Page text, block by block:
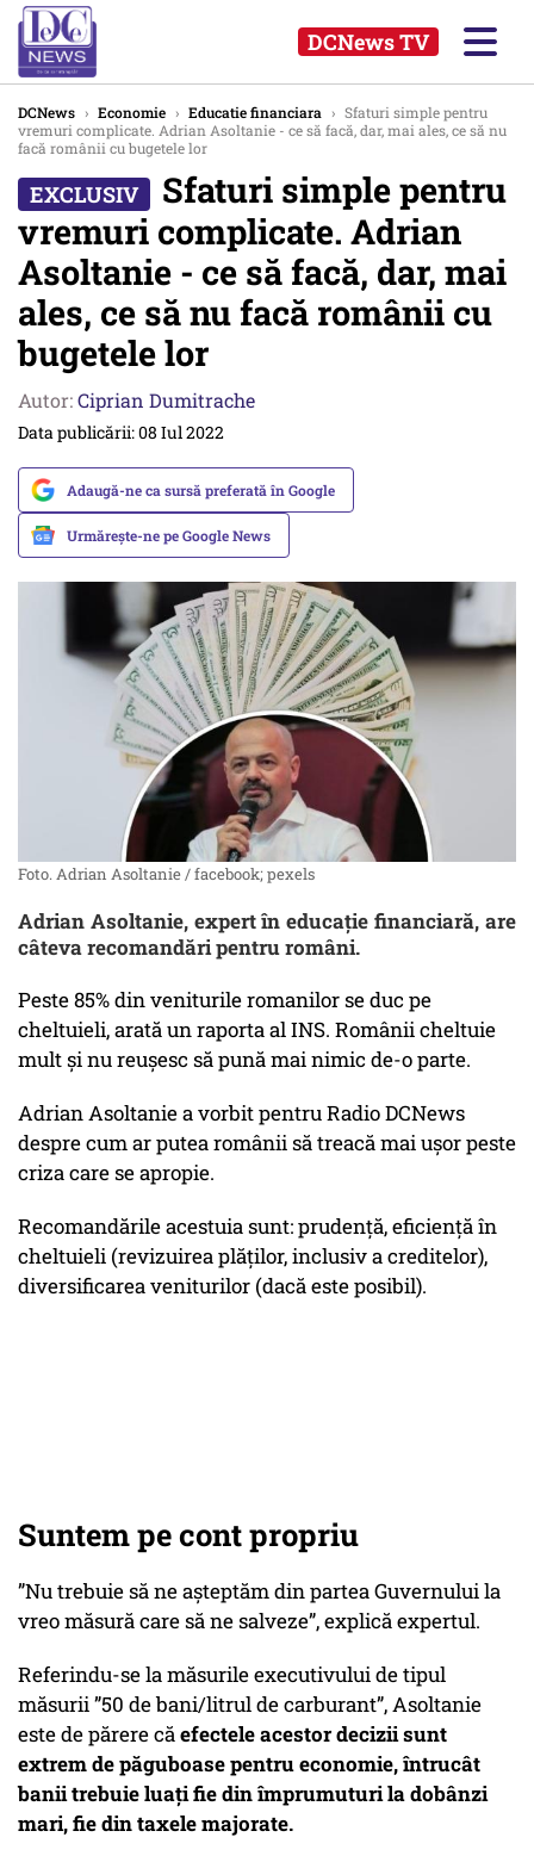
DCNews TV
DCNews › Economie › Educatie financiara › Sfaturi simple pentru
vremuri complicate. Adrian Asoltanie - ce să facă, dar, mai ales, ce să nu
facă românii cu bugetele lor
Sfaturi simple pentru
vremuri complicate. Adrian
Asoltanie - ce să facă, dar, mai
ales, ce să nu facă românii cu
bugetele lor
Autor:Ciprian Dumitrache
Data publicării: 08 Iul 2022
Adaugă-ne ca sursă preferată în Google
Urmărește-ne pe Google News
Foto. Adrian Asoltanie / facebook; pexels
Adrian Asoltanie, expert în educație financiară, are
câteva recomandări pentru români.
Peste 85% din veniturile romanilor se duc pe
cheltuieli, arată un raporta al INS. Românii cheltuie
mult și nu reușesc să pună mai nimic de-o parte.
Adrian Asoltanie a vorbit pentru Radio DCNews
despre cum ar putea românii să treacă mai ușor peste
criza care se apropie.
Recomandările acestuia sunt: prudență, eficiență în
cheltuieli (revizuirea plăților, inclusiv a creditelor),
diversificarea veniturilor (dacă este posibil).
Suntem pe cont propriu
”Nu trebuie să ne așteptăm din partea Guvernului la
vreo măsură care să ne salveze”, explică expertul.
Referindu-se la măsurile executivului de tipul
măsurii ”50 de bani/litrul de carburant”, Asoltanie
este de părere căefectele acestor decizii sunt
extrem de păguboase pentru economie, întrucât
banii trebuie luați fie din împrumuturi la dobânzi
mari, fie din taxele majorate.